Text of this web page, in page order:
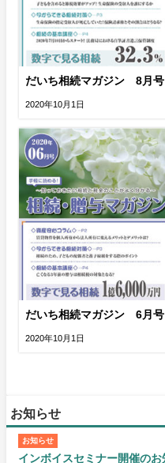
だいち相続マガジン 8月号
2020年10月1日
だいち相続マガジン 6月号
2020年10月1日
お知らせ
お知らせ
インボイスセミナー開催のお